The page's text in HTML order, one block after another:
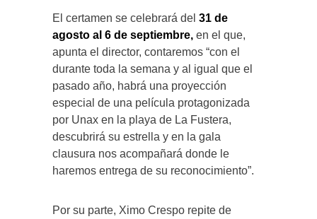
El certamen se celebrará del 31 de
agosto al 6 de septiembre, en el que,
apunta el director, contaremos “con el
durante toda la semana y al igual que el
pasado año, habrá una proyección
especial de una película protagonizada
por Unax en la playa de La Fustera,
descubrirá su estrella y en la gala
clausura nos acompañará donde le
haremos entrega de su reconocimiento”.
Por su parte, Ximo Crespo repite de